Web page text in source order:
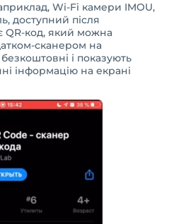
Wi-Fi камери IMOU,
доступний після
QR-код, який можна
сканером на
і показують
інформацію на екрані